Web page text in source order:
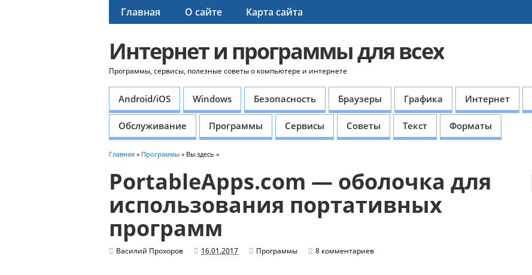
Главная О сайте Карта сайта
Интернет и программы для всех
Программы, сервисы, полезные советы о компьютере и интернете
Android/iOS Windows Безопасность Браузеры Графика Интернет
Обслуживание Программы Сервисы Советы Текст Форматы
Главная » Программы » Вы здесь »
PortableApps.com — оболочка для
использования портативных
программ
Василий Прохоров 16.01.2017 Программы 8 комментариев